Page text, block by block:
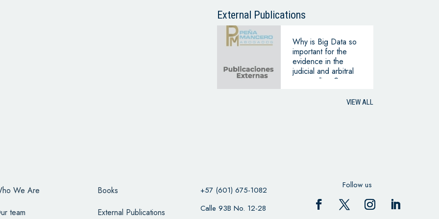
External Publications
Why is Big Data so
important for the
evidence in the
judicial and arbitral
proceedings?
VIEW ALL
We Are
team
Books
External Publications
+57 (601) 675-1082
Calle 93B No. 12-28
Follow us